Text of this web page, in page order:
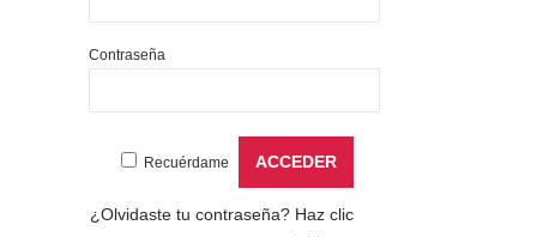
Contraseña
Recuérdame
¿Olvidaste tu contraseña? Haz clic